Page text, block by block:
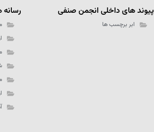
پیوند های داخلی انجمن صنفی
ابر برچسب ها